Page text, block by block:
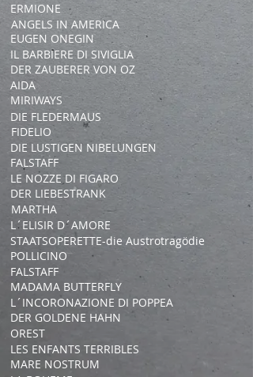
ERMIONE
ANGELS IN AMERICA
EUGEN ONEGIN
IL BARBIERE DI SIVIGLIA
DER ZAUBERER VON OZ
AIDA
MIRIWAYS
DIE FLEDERMAUS
FIDELIO
DIE LUSTIGEN NIBELUNGEN
FALSTAFF
LE NOZZE DI FIGARO
DER LIEBESTRANK
MARTHA
L´ELISIR D´AMORE
STAATSOPERETTE-die Austrotragödie
POLLICINO
FALSTAFF
MADAMA BUTTERFLY
L´INCORONAZIONE DI POPPEA
DER GOLDENE HAHN
OREST
LES ENFANTS TERRIBLES
MARE NOSTRUM